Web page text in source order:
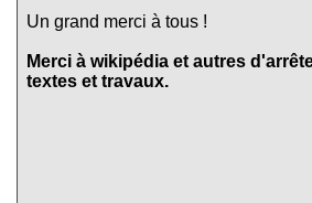
Un grand merci à tous !
Merci à wikipédia et autres
textes et travaux.